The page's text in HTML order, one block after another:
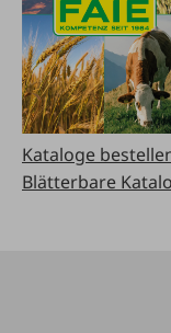
Kataloge
Blätterbare